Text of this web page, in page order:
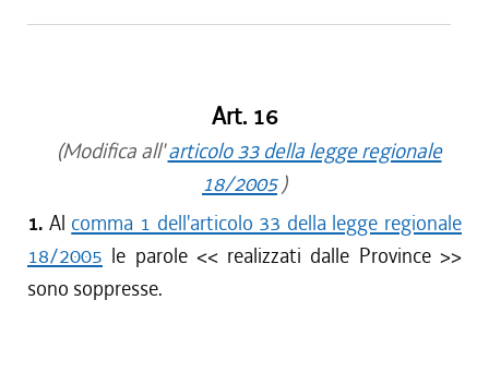
Art. 16
(Modifica all'articolo 33 della legge regionale
18/2005)
1. Al comma 1 dell'articolo 33 della legge regionale
18/2005 le parole << realizzati dalle Province>>
sono soppresse.